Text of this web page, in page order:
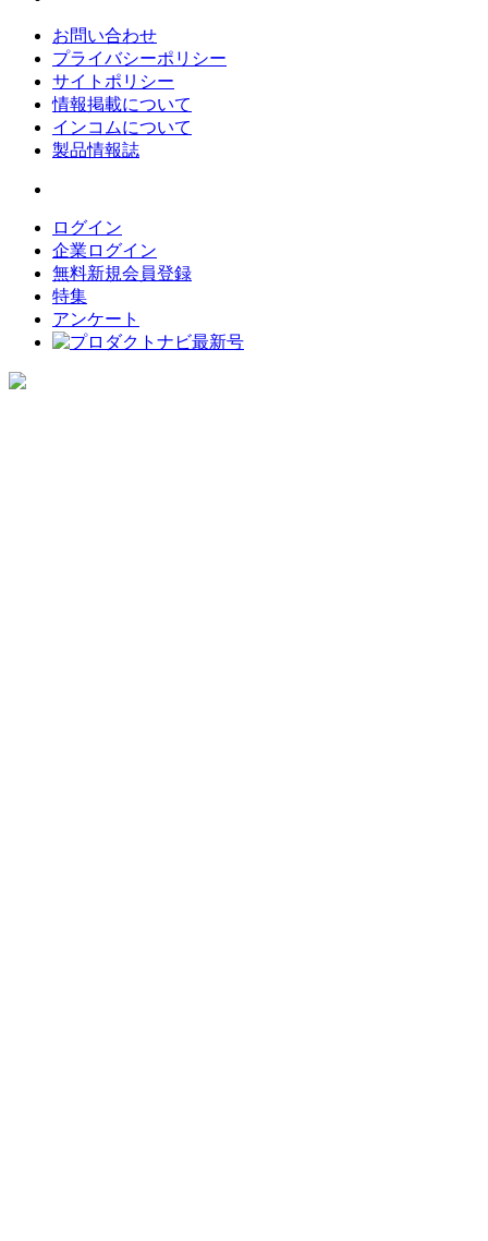
お問い合わせ
プライバシーポリシー
サイトポリシー
情報掲載について
インコムについて
製品情報誌
ログイン
企業ログイン
無料新規会員登録
特集
アンケート